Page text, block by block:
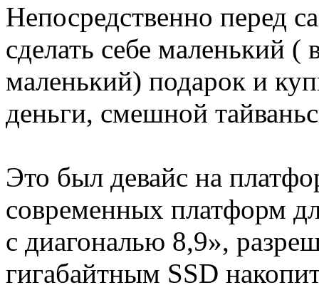
Непосредственно перед
сделать себе маленький
маленький) подарок и
деньги, смешной
Это был девайс на
современных платформ
c диагональю 8,9»,
гигабайтным SSD